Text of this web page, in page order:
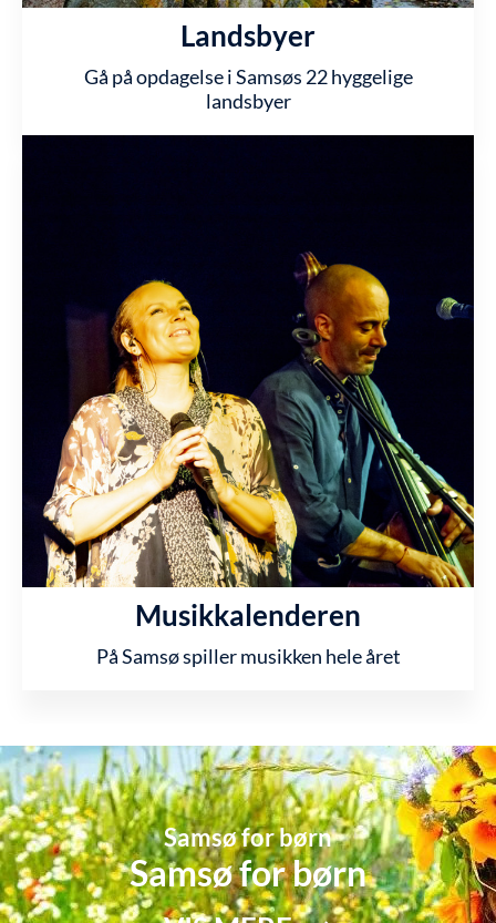
Landsbyer
Gå på opdagelse i Samsøs 22 hyggelige
landsbyer
Musikkalenderen
På Samsø spiller musikken hele året
Samsø for børn
Samsø for børn